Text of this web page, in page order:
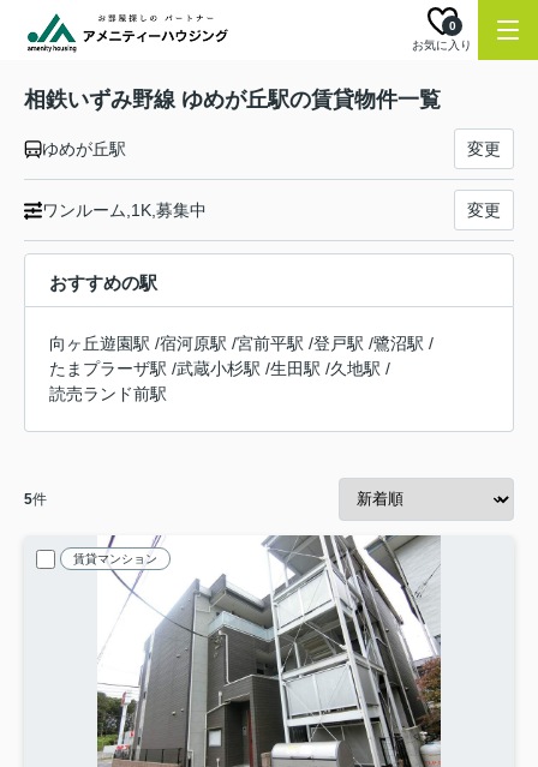
お気に入り
0
相鉄いずみ野線 ゆめが丘駅の賃貸物件一覧
ゆめが丘駅 変更
ワンルーム,1K,募集中 変更
おすすめの駅
向ヶ丘遊園駅 /宿河原駅 /宮前平駅 /登戸駅 /鷺沼駅 /
たまプラーザ駅 /武蔵小杉駅 /生田駅 /久地駅 /
読売ランド前駅
5件
賃貸マンション